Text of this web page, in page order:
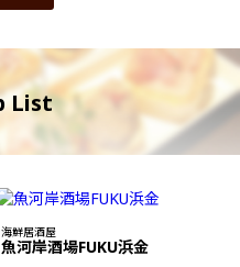
海鮮居酒屋
魚河岸酒場FUKU浜金